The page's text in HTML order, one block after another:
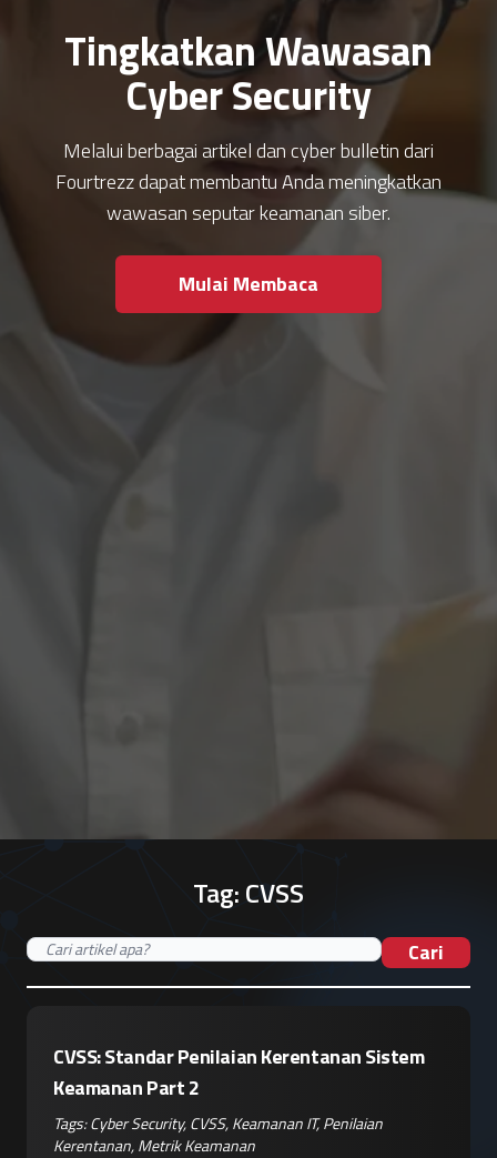
Tingkatkan Wawasan
Cyber Security
Melalui berbagai artikel dan cyber bulletin dari
Fourtrezz dapat membantu Anda meningkatkan
wawasan seputar keamanan siber.
Mulai Membaca
Tag:CVSS
Cari
CVSS: Standar Penilaian Kerentanan Sistem
Keamanan Part 2
Tags:Cyber Security,CVSS,Keamanan IT,Penilaian
Kerentanan,Metrik Keamanan